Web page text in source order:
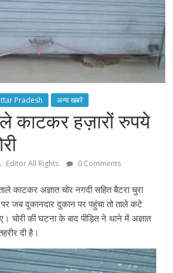
Pradesh अन्य खबरें
काटकर हज़ारों रुपये
Editor All Rights 0 Comments
काटकर अज्ञात चोर नगदी सहित बैटरा चुरा
जब दुकानदार दुकान पर पहुंचा तो ताले कटे
की घटना के बाद पीड़ित ने थाने में अज्ञात
दी है।